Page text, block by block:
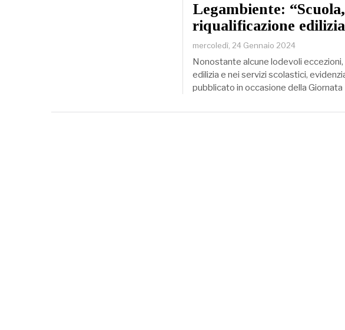
Legambiente:
riqualificazione
mercoledì, 24 Gennaio 2024
Nonostante alcune lodevoli
edilizia e nei servizi scolastici,
pubblicato in occasione della